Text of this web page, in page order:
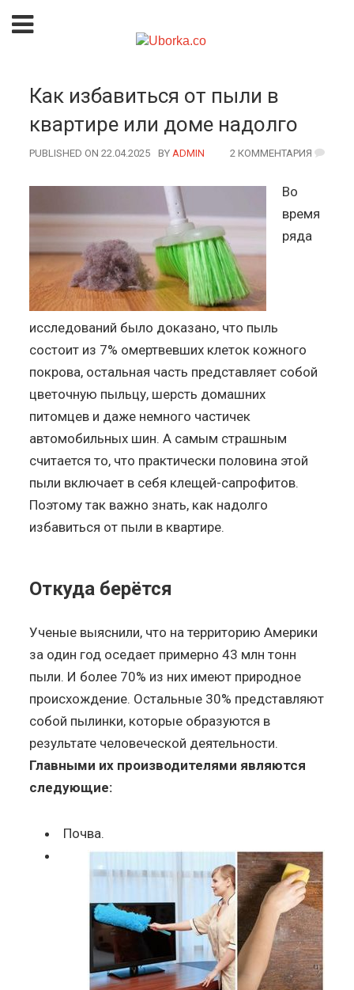
Как избавиться от пыли в
квартире или доме надолго
PUBLISHED ON 22.04.2025 BY AUTHOR
ADMIN 2 КОММЕНТАРИЯ
Во
время
ряда
исследований было доказано, что пыль
состоит из 7% омертвевших клеток кожного
покрова, остальная часть представляет собой
цветочную пыльцу, шерсть домашних
питомцев и даже немного частичек
автомобильных шин. А самым страшным
считается то, что практически половина этой
пыли включает в себя клещей-сапрофитов.
Поэтому так важно знать, как надолго
избавиться от пыли в квартире.
Откуда берётся
Ученые выяснили, что на территорию Америки
за один год оседает примерно 43 млн тонн
пыли. И более 70% из них имеют природное
происхождение. Остальные 30% представляют
собой пылинки, которые образуются в
результате человеческой деятельности.
Главными их производителями являются
следующие:
Почва.